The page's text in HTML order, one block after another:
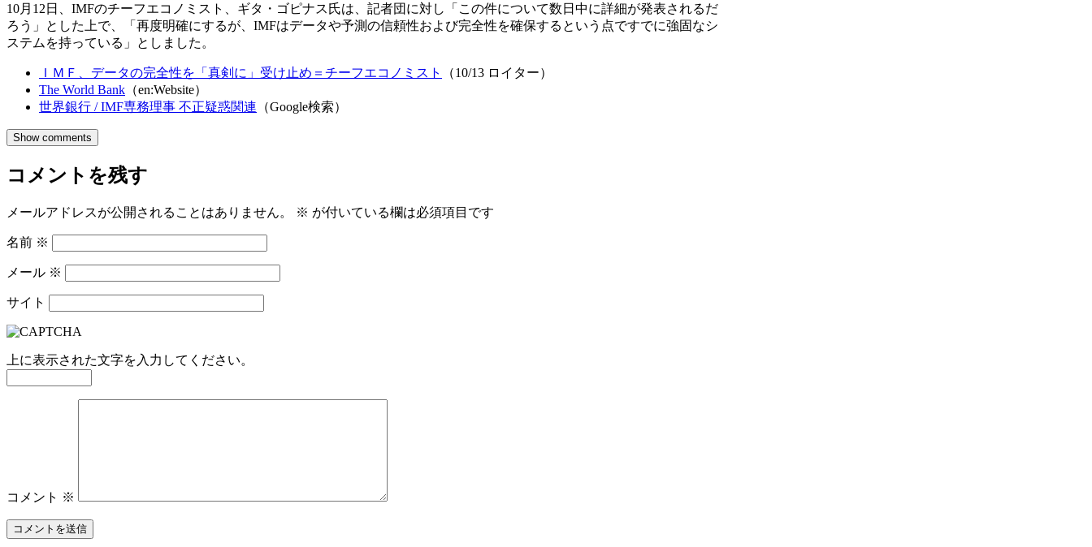
10月12日、IMFのチーフエコノミスト、ギタ・ゴピナス氏は、記者団に対し「この件について数日中に詳細が発表されるだ
ろう」とした上で、「再度明確にするが、IMFはデータや予測の信頼性および完全性を確保するという点ですでに強固なシ
ステムを持っている」としました。
ＩＭＦ、データの完全性を「真剣に」受け止め＝チーフエコノミスト
（10/13 ロイター）
The World Bank （en:Website）
世界銀行 / IMF専務理事 不正疑惑関連 （Google検索）
Show comments
コメントを残す
メールアドレスが公開されることはありません。 ※ が付いている欄は必須項目です
名前 ※
メール ※
サイト
上に表示された文字を入力してください。
コメント ※